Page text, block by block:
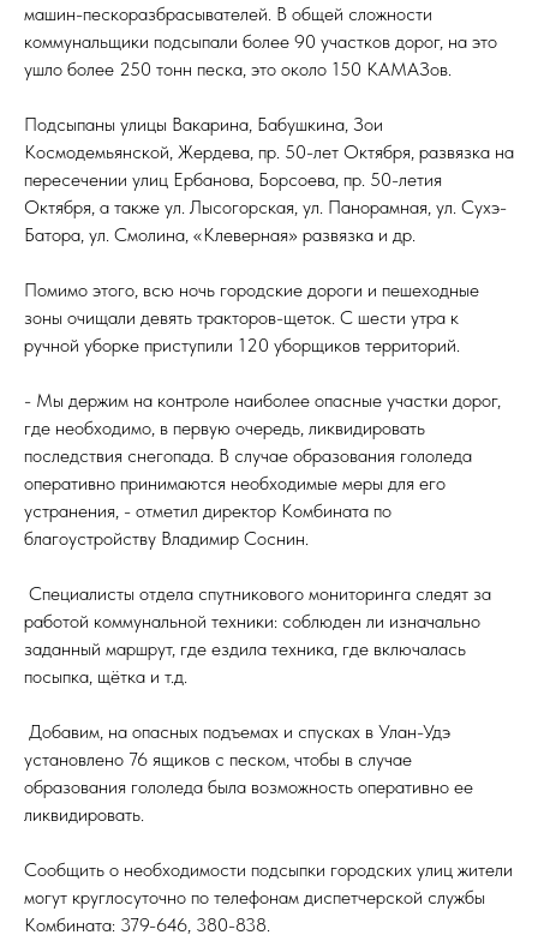
машин-пескоразбрасывателей. В общей сложности
коммунальщики подсыпали более 90 участков дорог, на это
ушло более 250 тонн песка, это около 150 КАМАЗов.
Подсыпаны улицы Вакарина, Бабушкина, Зои
Космодемьянской, Жердева, пр. 50-лет Октября, развязка на
пересечении улиц Ербанова, Борсоева, пр. 50-летия
Октября, а также ул. Лысогорская, ул. Панорамная, ул. Сухэ-
Батора, ул. Смолина, «Клеверная» развязка и др.
Помимо этого, всю ночь городские дороги и пешеходные
зоны очищали девять тракторов-щеток. С шести утра к
ручной уборке приступили 120 уборщиков территорий.
- Мы держим на контроле наиболее опасные участки дорог,
где необходимо, в первую очередь, ликвидировать
последствия снегопада. В случае образования гололеда
оперативно принимаются необходимые меры для его
устранения, - отметил директор Комбината по
благоустройству Владимир Соснин.
Специалисты отдела спутникового мониторинга следят за
работой коммунальной техники: соблюден ли изначально
заданный маршрут, где ездила техника, где включалась
посыпка, щётка и т.д.
Добавим, на опасных подъемах и спусках в Улан-Удэ
установлено 76 ящиков с песком, чтобы в случае
образования гололеда была возможность оперативно ее
ликвидировать.
Сообщить о необходимости подсыпки городских улиц жители
могут круглосуточно по телефонам диспетчерской службы
Комбината: 379-646, 380-838.